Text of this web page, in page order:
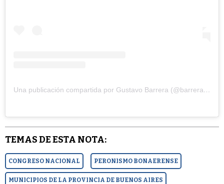
Una publicación compartida por Gustavo Barrera (@barreragusok)
TEMAS DE ESTA NOTA:
CONGRESO NACIONAL PERONISMO BONAERENSE
MUNICIPIOS DE LA PROVINCIA DE BUENOS AIRES